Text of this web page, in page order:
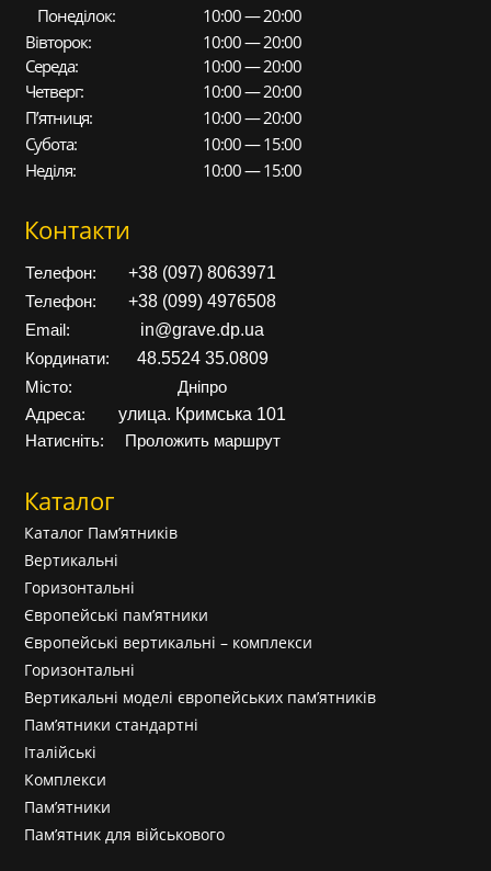
Понеділок:
10:00 — 20:00
Вівторок:
10:00 — 20:00
Середа:
10:00 — 20:00
Четверг:
10:00 — 20:00
П’ятниця:
10:00 — 20:00
Субота:
10:00 — 15:00
Неділя:
10:00 — 15:00
Контакти
Телефон: +38 (097) 8063971
Телефон: +38 (099) 4976508
Email: in@grave.dp.ua
Кординати: 48.5524 35.0809
Місто:
Дніпро
Адреса:
улица. Кримська 101
Натисніть: Проложить маршрут
Каталог
Каталог Пам’ятників
Вертикальні
Горизонтальні
Європейські пам’ятники
Європейські вертикальні – комплекси
Горизонтальні
Вертикальні моделі європейських пам’ятників
Пам’ятники стандартні
Італійські
Комплекси
Пам’ятники
Пам’ятник для військового